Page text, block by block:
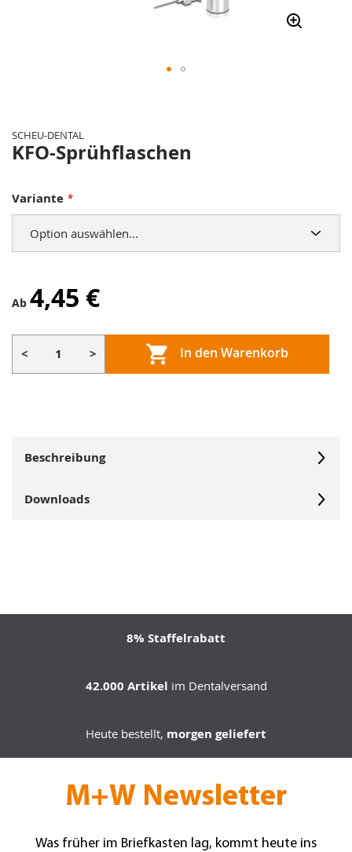
Bildergalerie
springen
SCHEU-DENTAL
KFO-Sprühflaschen
Variante
Ab 4,45 €
< > In den Warenkorb
Beschreibung
Downloads
8% Staffelrabatt
42.000 Artikel im Dentalversand
Heute bestellt, morgen geliefert
M+W Newsletter
Was früher im Briefkasten lag, kommt heute ins